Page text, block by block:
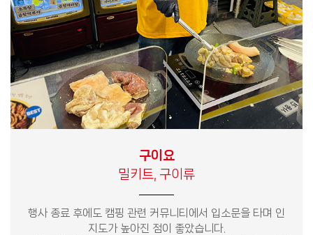
구이요
밀키트, 구이류
행사 종료 후에도 캠핑 관련 커뮤니티에서 입소문을 타며 인
지도가 높아진 점이 좋았습니다.